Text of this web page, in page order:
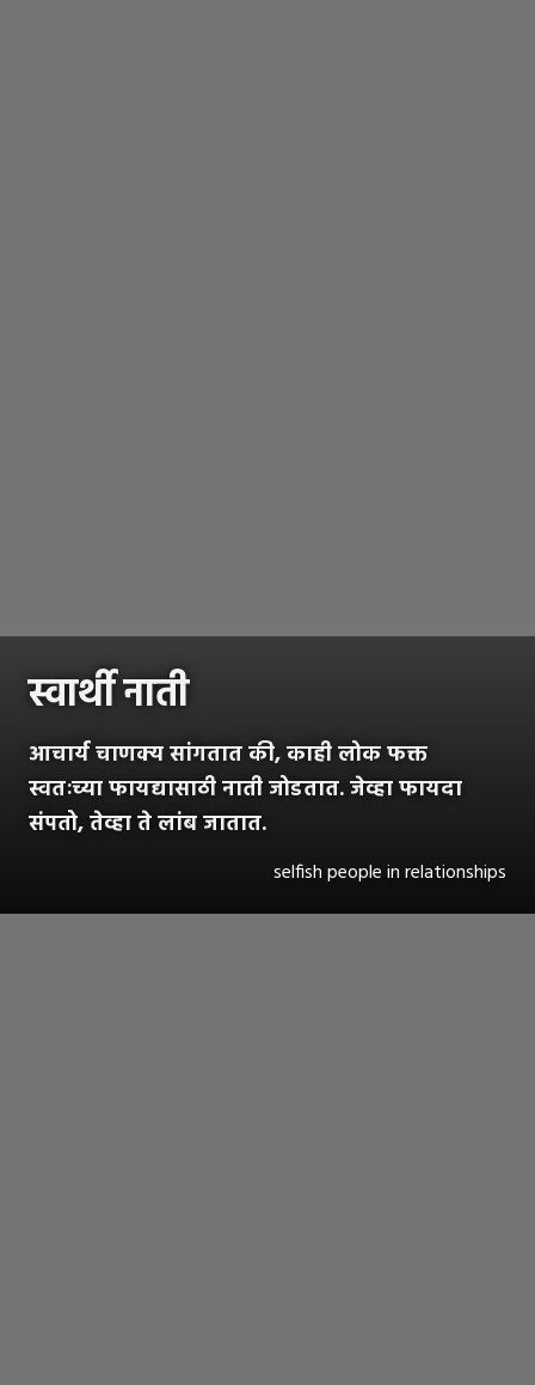
स्वार्थी नाती
आचार्य चाणक्य सांगतात की, काही लोक फक्त
स्वतःच्या फायद्यासाठी नाती जोडतात. जेव्हा फायदा
संपतो, तेव्हा ते लांब जातात.
selfish people in relationships